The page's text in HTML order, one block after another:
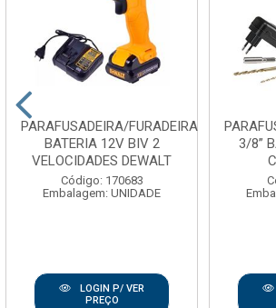
PARAFUSADEIRA/FURADEIRA
BATERIA 12V BIV 2
VELOCIDADES DEWALT
Código: 170683
Embalagem: UNIDADE
LOGIN P/ VER
PREÇO
3/8”